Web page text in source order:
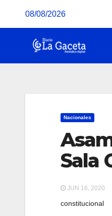
08/08/2026
Nacionales
Sala
JUN 16, 2020
constitucional